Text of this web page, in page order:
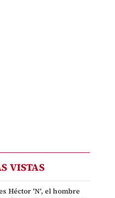
VISTAS
Héctor 'N', el hombre